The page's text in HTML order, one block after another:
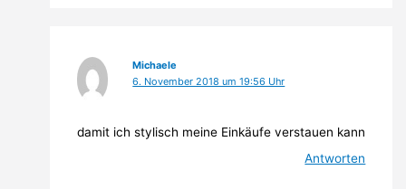
Michaele
6. November 2018 um 19:56 Uhr
damit ich stylisch meine Einkäufe verstauen kann
Antworten